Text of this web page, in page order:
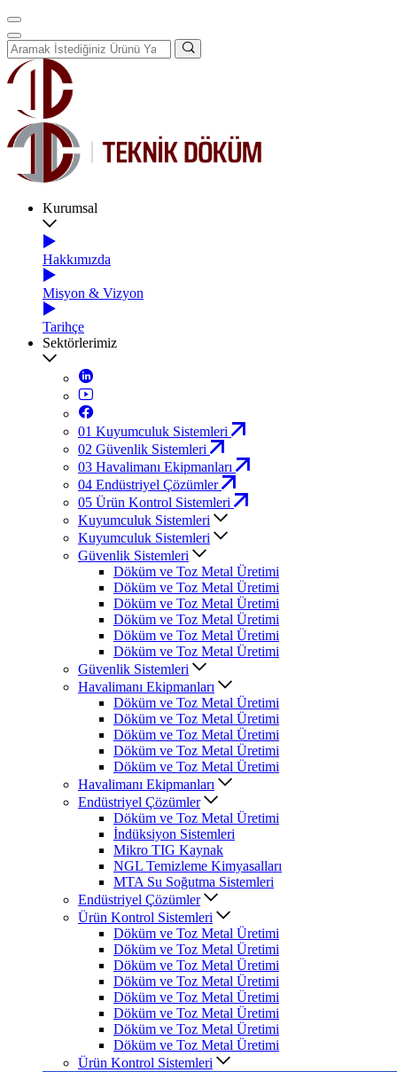
Kurumsal
Hakkımızda
Misyon & Vizyon
Tarihçe
Sektörlerimiz
01 Kuyumculuk Sistemleri
02 Güvenlik Sistemleri
03 Havalimanı Ekipmanları
04 Endüstriyel Çözümler
05 Ürün Kontrol Sistemleri
Kuyumculuk Sistemleri
Kuyumculuk Sistemleri
Güvenlik Sistemleri
Döküm ve Toz Metal Üretimi
Döküm ve Toz Metal Üretimi
Döküm ve Toz Metal Üretimi
Döküm ve Toz Metal Üretimi
Döküm ve Toz Metal Üretimi
Döküm ve Toz Metal Üretimi
Güvenlik Sistemleri
Havalimanı Ekipmanları
Döküm ve Toz Metal Üretimi
Döküm ve Toz Metal Üretimi
Döküm ve Toz Metal Üretimi
Döküm ve Toz Metal Üretimi
Döküm ve Toz Metal Üretimi
Havalimanı Ekipmanları
Endüstriyel Çözümler
Döküm ve Toz Metal Üretimi
İndüksiyon Sistemleri
Mikro TIG Kaynak
NGL Temizleme Kimyasalları
MTA Su Soğutma Sistemleri
Endüstriyel Çözümler
Ürün Kontrol Sistemleri
Döküm ve Toz Metal Üretimi
Döküm ve Toz Metal Üretimi
Döküm ve Toz Metal Üretimi
Döküm ve Toz Metal Üretimi
Döküm ve Toz Metal Üretimi
Döküm ve Toz Metal Üretimi
Döküm ve Toz Metal Üretimi
Döküm ve Toz Metal Üretimi
Ürün Kontrol Sistemleri